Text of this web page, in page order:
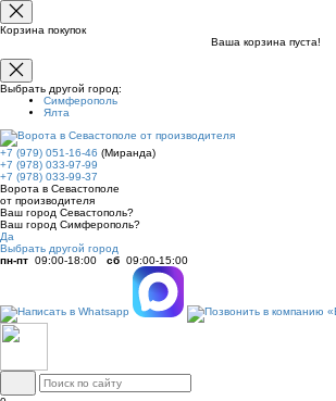
Корзина покупок
Ваша корзина пуста!
Выбрать другой город:
Симферополь
Ялта
+7 (979) 051-16-46 (Миранда)
+7 (978) 033-97-99
+7 (978) 033-99-37
Ворота в Севастополе
от производителя
Ваш город Севастополь?
Ваш город Симферополь?
Да
Выбрать другой город
пн-пт 09:00-18:00 сб 09:00-15:00